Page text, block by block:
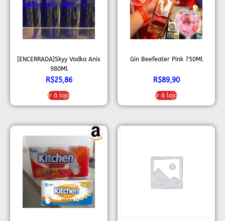
[ENCERRADA]Skyy Vodka Anis
980Ml
R$25,86
Ir à loja
Gin Beefeater Pink 750Ml
R$89,90
Ir à loja